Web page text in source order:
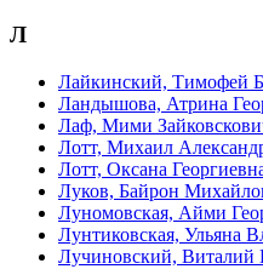
Л
Лайкинский, Тимофей
Ландышова, Атрина
Лаф, Мими
Лотт, Михаил
Лотт, Оксана
Луков, Байрон
Луномовская, Айми
Лунтиковская, Ульяна
Лучиновский, Виталий